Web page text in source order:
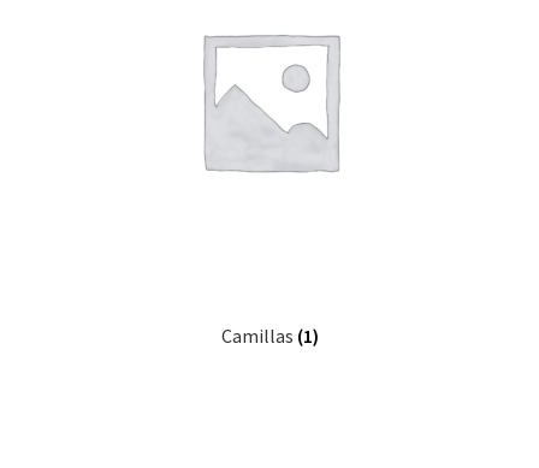
Camillas (1)